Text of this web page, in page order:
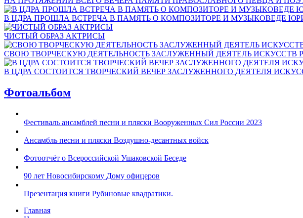
В ЦДРА ПРОШЛА ВСТРЕЧА В ПАМЯТЬ О КОМПОЗИТОРЕ И МУЗЫКОВЕДЕ
ЧИСТЫЙ ОБРАЗ АКТРИСЫ
СВОЮ ТВОРЧЕСКУЮ ДЕЯТЕЛЬНОСТЬ ЗАСЛУЖЕННЫЙ ДЕЯТЕЛЬ
В ЦДРА СОСТОИТСЯ ТВОРЧЕСКИЙ ВЕЧЕР ЗАСЛУЖЕННОГО ДЕЯТЕЛЯ
Фотоальбом
Фестиваль ансамблей песни и пляски Вооруженных Сил России 2023
Ансамбль песни и пляски Воздушно-десантных войск
Фотоотчёт о Всероссийской Ушаковской Беседе
90 лет Новосибирскому Дому офицеров
Презентация книги Рубиновые квадратики.
Главная